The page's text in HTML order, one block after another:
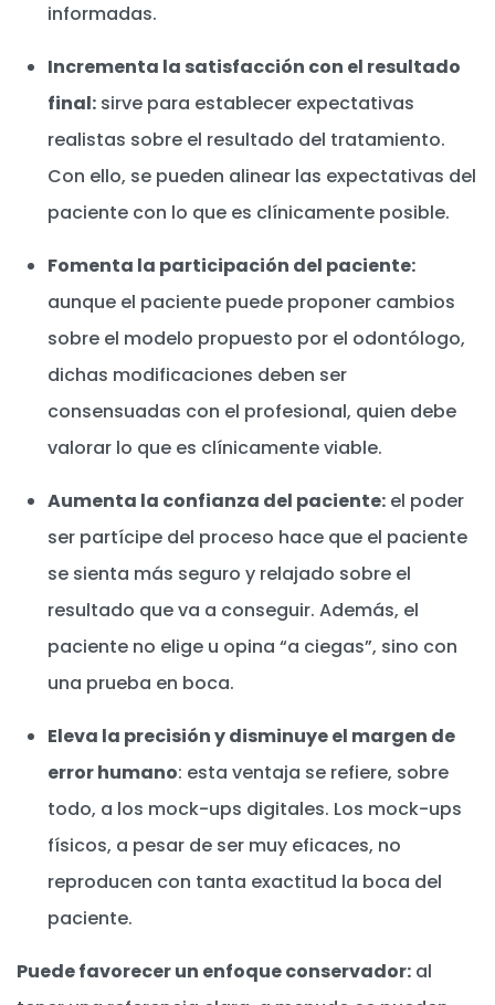
informadas.
Incrementa la satisfacción con el resultado
final: sirve para establecer expectativas
realistas sobre el resultado del tratamiento.
Con ello, se pueden alinear las expectativas del
paciente con lo que es clínicamente posible.
Fomenta la participación del paciente:
aunque el paciente puede proponer cambios
sobre el modelo propuesto por el odontólogo,
dichas modificaciones deben ser
consensuadas con el profesional, quien debe
valorar lo que es clínicamente viable.
Aumenta la confianza del paciente: el poder
ser partícipe del proceso hace que el paciente
se sienta más seguro y relajado sobre el
resultado que va a conseguir. Además, el
paciente no elige u opina “a ciegas”, sino con
una prueba en boca.
Eleva la precisión y disminuye el margen de
error humano: esta ventaja se refiere, sobre
todo, a los mock-ups digitales. Los mock-ups
físicos, a pesar de ser muy eficaces, no
reproducen con tanta exactitud la boca del
paciente.
Puede favorecer un enfoque conservador: al